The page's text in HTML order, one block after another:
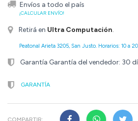
Envíos a todo el país
¡CALCULAR ENVÍO!
Retirá en Ultra Computación.
Peatonal Arieta 3205, San Justo. Horarios: 10 a
Garantía Garantía del vendedor: 30
GARANTÍA
COMPARTIR: